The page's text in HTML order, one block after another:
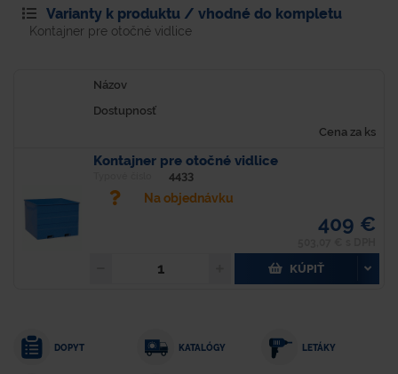
Varianty k produktu / vhodné do kompletu
Kontajner pre otočné vidlice
Názov
Dostupnosť
Cena za ks
Kontajner pre otočné vidlice
4433
Na objednávku
409 €
KÚPIŤ
DOPYT KATALÓGY LETÁKY